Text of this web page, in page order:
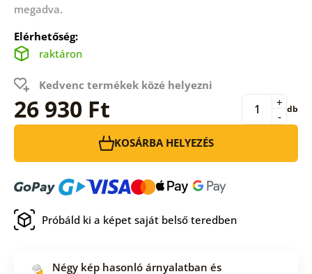
megadva.
Elérhetőség:
raktáron
Kedvenc termékek közé helyezni
26 930 Ft -
+ db
KOSÁRBA HELYEZÉS
Próbáld ki a képet saját belső teredben
Négy kép hasonló árnyalatban és